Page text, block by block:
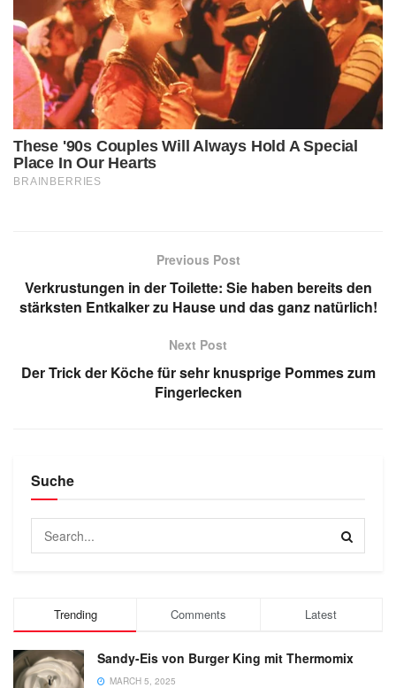
Previous Post
Verkrustungen in der Toilette: Sie haben bereits den
stärksten Entkalker zu Hause und das ganz natürlich!
Next Post
Der Trick der Köche für sehr knusprige Pommes zum
Fingerlecken
Suche
Trending Comments Latest
Sandy-Eis von Burger King mit Thermomix
MARCH 5, 2025